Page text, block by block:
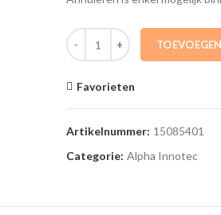
15085401 Regelaar LUX-LIN-
Favorieten
Artikelnummer: 15085401
Categorie: Alpha Innotec